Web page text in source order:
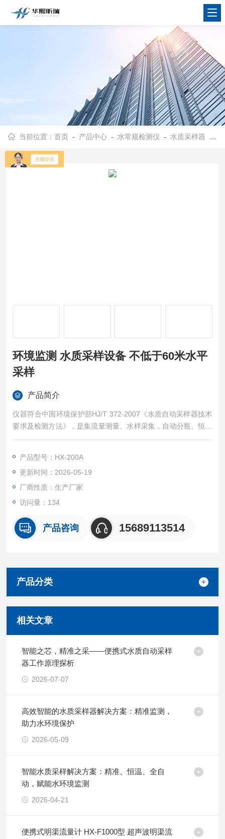
当前位置：首页 - 产品中心 - 水常规检测仪 - 水质采样器
环境监测 水质采样设备 不低于60米水平
采样
产品简介
仪器符合中国环境保护部HJ/T 372-2007《水质自动采样器技术
要求及检测方法》，是集流量测量、水样采集，自动分瓶、恒温
冷藏一体的多功能环境监测仪器，具有体积小，方便移动、操作
研院所、水务、市政及污水处理厂，对工业污染源排放口、江、
河、湖、海等水样进行自动采样。环境监测 水质采样设备 不低
于60米水平采样
产品型号：HX-200A
更新时间：2026-05-19
厂商性质：生产厂家
访问量：134
产品咨询 15689113514
产品分类
相关文章
智能之芯，精准之采——便携式水质自动采样
器工作原理探析
2026-07-07
高效智能的水质采样器解决方案：精准监测，
助力水环境保护
2026-05-09
智能水质采样解决方案：精准、恒温、全自
动，赋能水环境监测
2026-04-21
便携式明渠流量计 HX-F1000型 超声波明渠流